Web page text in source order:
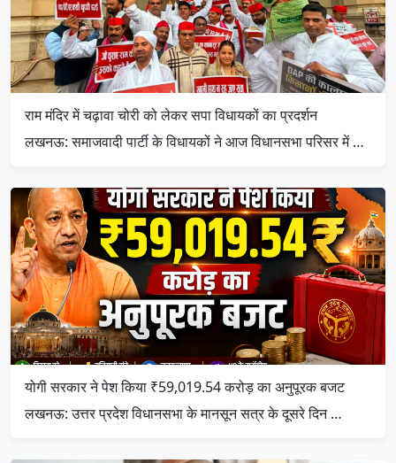
राम मंदिर में चढ़ावा चोरी को लेकर सपा विधायकों का प्रदर्शन
लखनऊ: समाजवादी पार्टी के विधायकों ने आज विधानसभा परिसर में …
योगी सरकार ने पेश किया ₹59,019.54 करोड़ का अनुपूरक बजट
लखनऊ: उत्तर प्रदेश विधानसभा के मानसून सत्र के दूसरे दिन …